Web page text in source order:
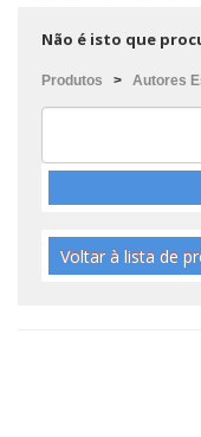
Não é isto que
Produtos > Autores
Voltar à lista de